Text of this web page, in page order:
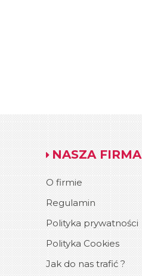
NASZA FIRMA
O firmie
Regulamin
Polityka prywatności
Polityka Cookies
Jak do nas trafić ?